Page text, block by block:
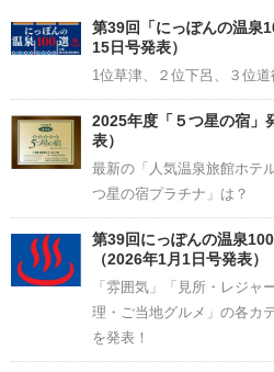
第39回「にっぽんの温泉
15日号発表）
1位草津、２位下呂、３位道
2025年度「５つ星の宿」
表）
最新の「人気温泉旅館ホテ
つ星の宿プラチナ」は？
第39回にっぽんの温泉
（2026年1月1日号発表）
「雰囲気」「見所・レジャ
理・ご当地グルメ」の各カ
を発表！